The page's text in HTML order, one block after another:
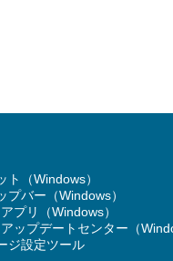
ト（Windows）
プバー（Windows）
プリ（Windows）
ップデートセンター（
ジ設定ツール